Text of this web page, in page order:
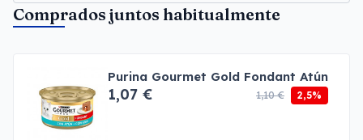
Comprados juntos habitualmente
Purina Gourmet Gold Fondant Atún
1,07 € 1,10 € 2,5%